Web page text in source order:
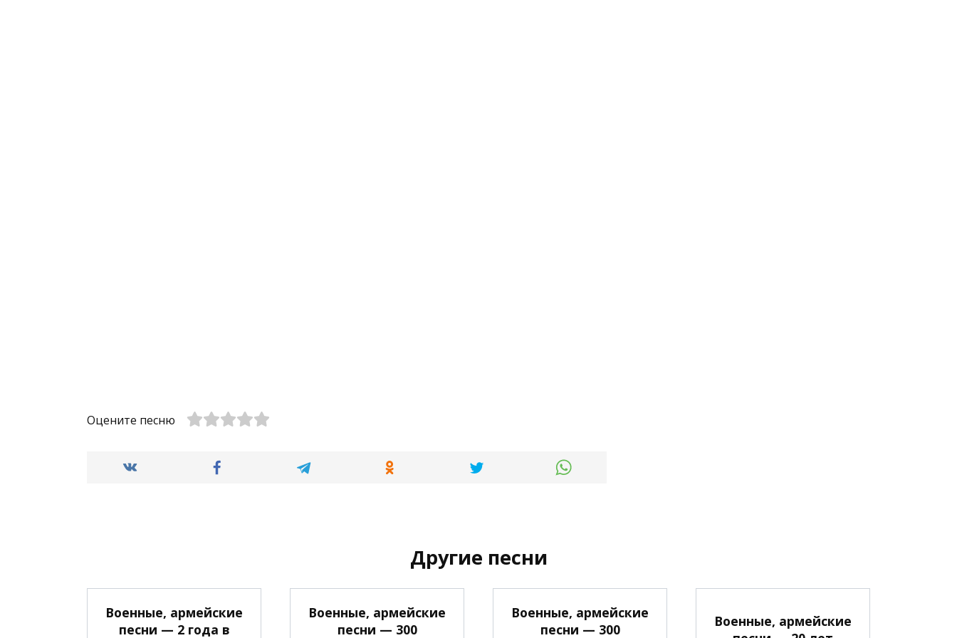
Оцените песню
Другие песни
Военные, армейские
песни — 2 года в
Военные, армейские
песни — 300
Военные, армейские
песни — 300
Военные, армейские